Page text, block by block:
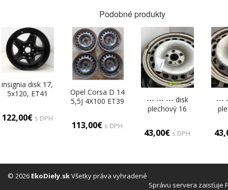
Podobné produkty
insignia disk 17,
5x120, ET41
122,00€ s DPH
Opel Corsa D 14
5,5J 4X100 ET39
113,00€ s DPH
--- --- --- disk
plechový 16
43,00€ s DPH
---
© 2026 EkoDiely.skVšetky práva vyhradené
Správu servera zaisťuje